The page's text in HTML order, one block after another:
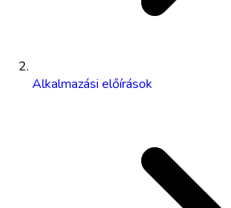
Alkalmazási előírások